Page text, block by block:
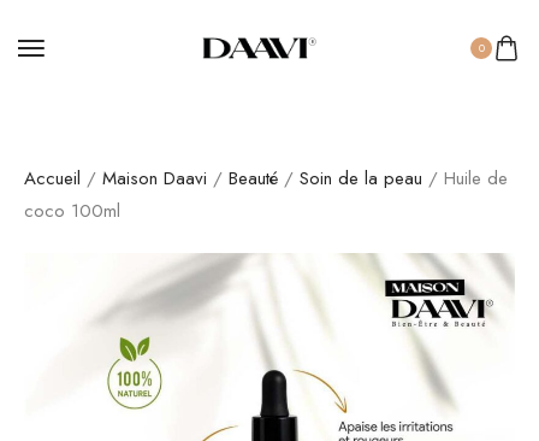
0
Accueil / Maison Daavi / Beauté / Soin de la peau / Huile de
coco 100ml